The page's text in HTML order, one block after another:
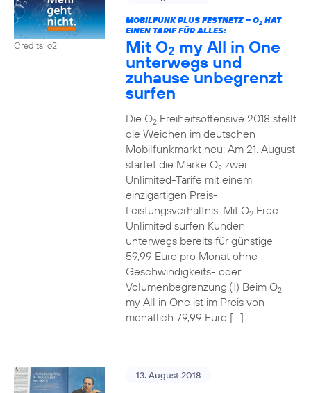
Credits: o2
MOBILFUNK PLUS FESTNETZ – O2HAT
EINEN TARIF FÜR ALLES:
Mit O2 my All in One
unterwegs und
zuhause unbegrenzt
surfen
Die O2Freiheitsoffensive 2018 stellt
die Weichen im deutschen
Mobilfunkmarkt neu: Am 21. August
startet die Marke O2zwei
Unlimited-Tarife mit einem
einzigartigen Preis-
Leistungsverhältnis. Mit O2Free
Unlimited surfen Kunden
unterwegs bereits für günstige
59,99 Euro pro Monat ohne
Geschwindigkeits- oder
Volumenbegrenzung.(1) Beim O2
my All in One ist im Preis von
monatlich 79,99 Euro […]
13. August 2018